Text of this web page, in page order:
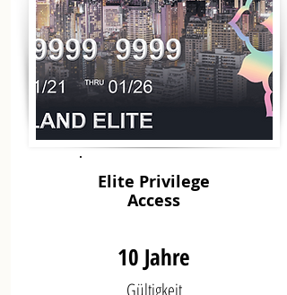
Elite Privilege
Access
10 Jahre
Gültigkeit